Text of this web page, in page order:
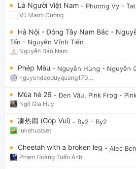
Là Người Việt Nam - Phương Vy -
Vũ Mạnh Cường
Hà Nội - Đông Tây Nam Bắc -
Tấn - Nguyễn Vĩnh Tiến
Nguyễn Bảo Nam
Phép Màu - Nguyễn Hùng - Nguyễn
nguyendaoduyquang17021
Mùa hè 26 - Đen Vâu, Pink Frog -
Ngô Gia Huy
凑热闹 (Góp Vui) - By2 - By2
lukehustset
Cheetah with a broken leg - Alec
Phạm Hoàng Tuấn Anh